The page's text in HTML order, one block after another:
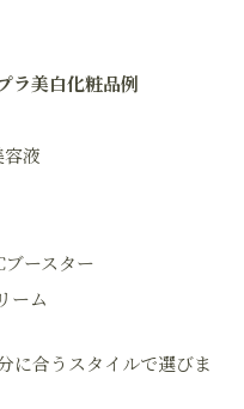
ラ美白化粧品例
液
ースター
ーム
に合うスタイルで選びま